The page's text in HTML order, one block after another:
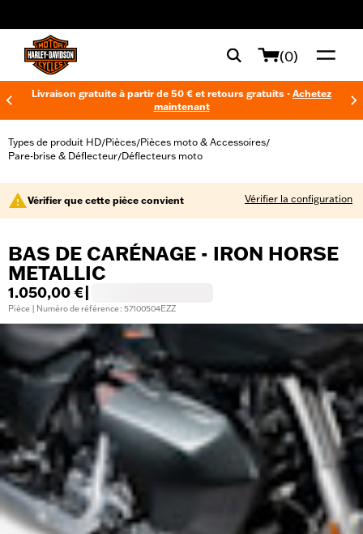
(0)
Livraison gratuite à partir de 50 € et retours gratuits - Achetez
maintenant
Types de produit HD/Pièces/Pièces moto & Accessoires/
Pare-brise & Déflecteur/Déflecteurs moto
Vérifier que cette pièce convient Vérifier la configuration
BAS DE CARÉNAGE - IRON HORSE
METALLIC
1.050,00 €
Pièce | Numéro de référence : 57100504EZZ